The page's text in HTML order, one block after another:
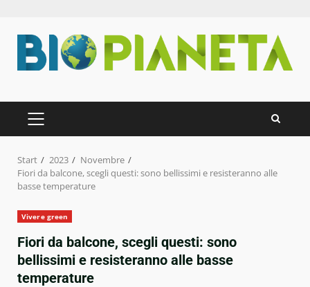
Inhalt
springen
PRIMÄRES
MENÜ
Start 2023
Novembre
Fiori da balcone, scegli questi: sono bellissimi e resisteranno alle
basse temperature
Vivere green
Fiori da balcone, scegli questi: sono
bellissimi e resisteranno alle basse
temperature